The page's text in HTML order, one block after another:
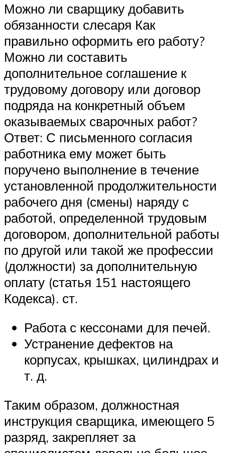
Можно ли сварщику добавить
обязанности слесаря Как
правильно оформить его работу?
Можно ли составить
дополнительное соглашение к
трудовому договору или договор
подряда на конкретный объем
оказываемых сварочных работ?
Ответ: С письменного согласия
работника ему может быть
поручено выполнение в течение
установленной продолжительности
рабочего дня (смены) наряду с
работой, определенной трудовым
договором, дополнительной работы
по другой или такой же профессии
(должности) за дополнительную
оплату (статья 151 настоящего
Кодекса). ст.
Работа с кессонами для печей.
Устранение дефектов на
корпусах, крышках, цилиндрах и
т. д.
Таким образом, должностная
инструкция сварщика, имеющего 5
разряд, закрепляет за